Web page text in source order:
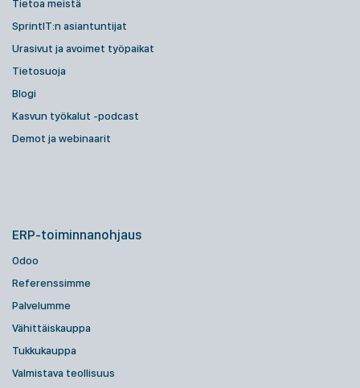
Tietoa meistä
SprintIT:n asiantuntijat
Urasivut ja avoimet työpaikat
Tietosuoja
Blogi
Kasvun työkalut -podcast
Demot ja webinaarit
ERP-toiminnanohjaus
Odoo
Referenssimme
Palvelumme
Vähittäiskauppa
Tukkukauppa
Valmistava teollisuus